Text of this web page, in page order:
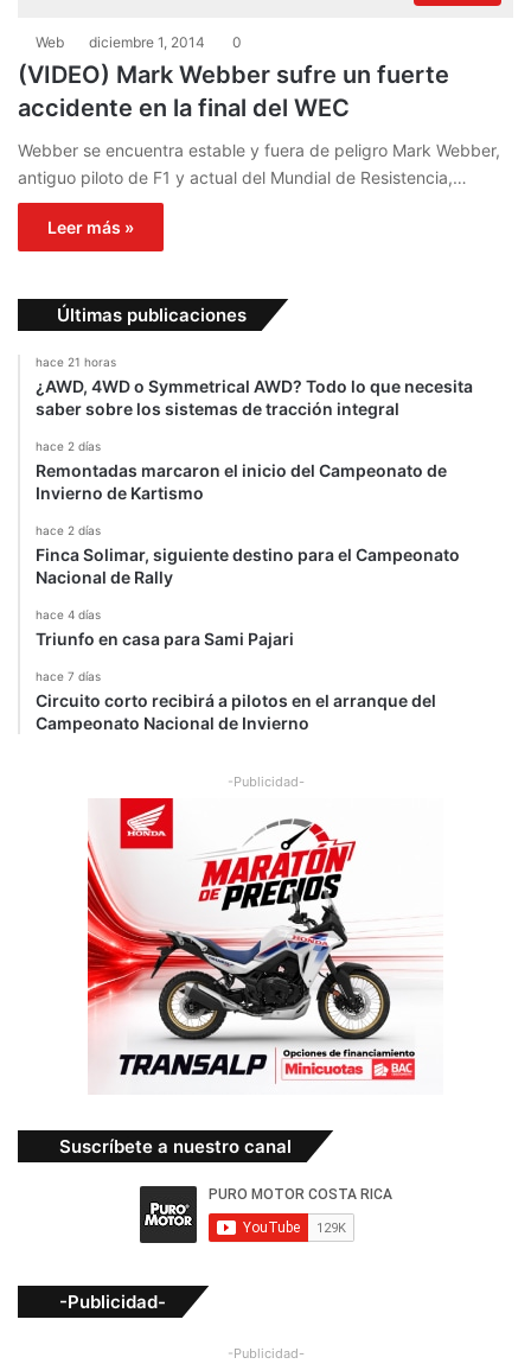
Web diciembre 1, 2014 0
(VIDEO) Mark Webber sufre un fuerte
accidente en la final del WEC
Webber se encuentra estable y fuera de peligro Mark Webber,
antiguo piloto de F1 y actual del Mundial de Resistencia,…
Leer más »
Últimas publicaciones
hace 21 horas
¿AWD, 4WD o Symmetrical AWD? Todo lo que necesita
saber sobre los sistemas de tracción integral
hace 2 días
Remontadas marcaron el inicio del Campeonato de
Invierno de Kartismo
hace 2 días
Finca Solimar, siguiente destino para el Campeonato
Nacional de Rally
hace 4 días
Triunfo en casa para Sami Pajari
hace 7 días
Circuito corto recibirá a pilotos en el arranque del
Campeonato Nacional de Invierno
-Publicidad-
Suscríbete a nuestro canal
-Publicidad-
-Publicidad-